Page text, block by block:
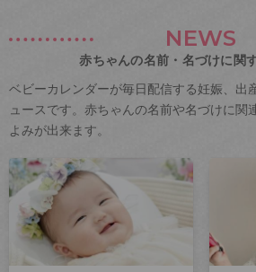
NEWS
赤ちゃんの名前・名づけに関
ベビーカレンダーが毎日配信する妊娠、出
ュースです。赤ちゃんの名前や名づけに関
よみが出来ます。